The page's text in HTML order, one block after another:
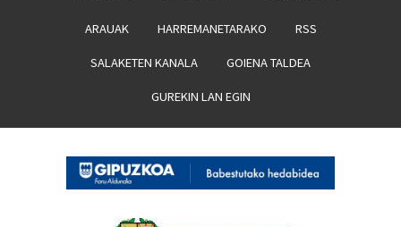
ARAUAK HARREMANETARAKO RSS
SALAKETEN KANALA GOIENA TALDEA
GUREKIN LAN EGIN